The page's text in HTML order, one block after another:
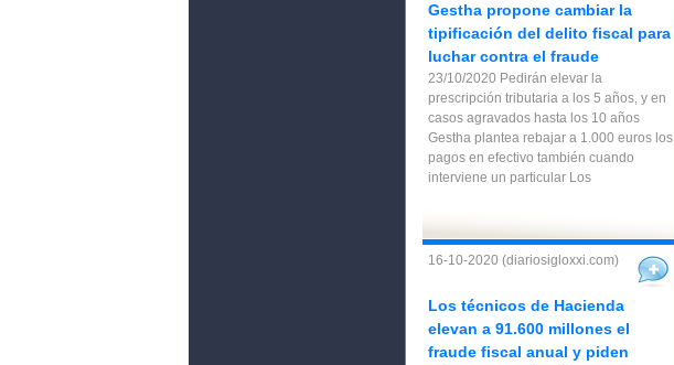
Gestha propone cambiar la
tipificación del delito fiscal para
luchar contra el fraude
23/10/2020 Pedirán elevar la
prescripción tributaria a los 5 años, y en
casos agravados hasta los 10 años
Gestha plantea rebajar a 1.000 euros los
pagos en efectivo también cuando
interviene un particular Los
16-10-2020 (diariosigloxxi.com)
Los técnicos de Hacienda
elevan a 91.600 millones el
fraude fiscal anual y piden